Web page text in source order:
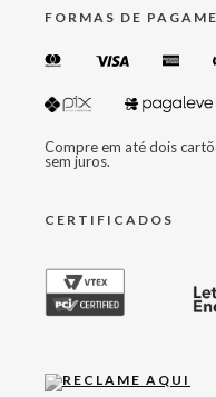
FORMAS DE
Compre em até dois
sem juros.
CERTIFICADOS